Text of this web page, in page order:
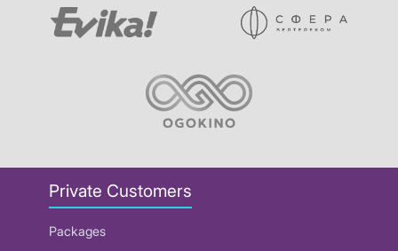
Private Customers
Packages